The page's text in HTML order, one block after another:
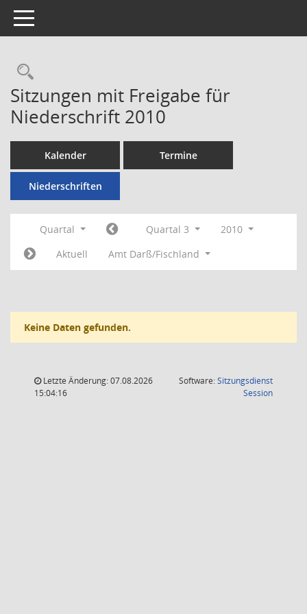
Toggle navigation
Rechercheauswahl
Sitzungen mit Freigabe für
Niederschrift 2010
Kalender Termine
Niederschriften
Quartal Quartal 3
2010
Aktuell
Amt Darß/Fischland
Keine Daten gefunden.
Letzte Änderung: 07.08.2026
15:04:16
Software:Sitzungsdienst
Session(Wird in